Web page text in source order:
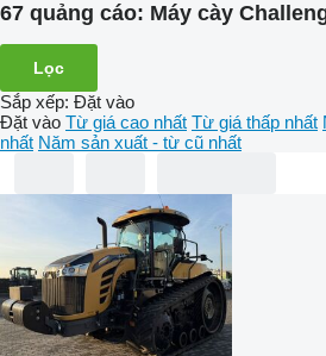
67 quảng cáo: Máy cày
Lọc
Sắp xếp: Đặt vào
Đặt vào Từ giá cao nhất Từ giá thấp nhất
nhất Năm sản xuất - từ cũ nhất